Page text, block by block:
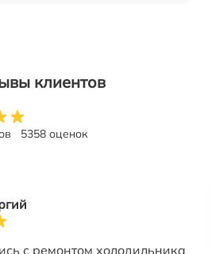
клиентов
5358 оценок
с ремонтом холодильника